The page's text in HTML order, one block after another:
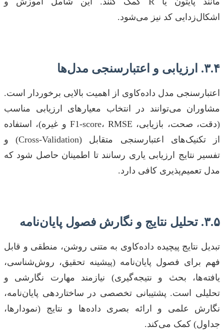
اشکال‌زدایی کد نیز می‌شود.
۳.۴. ارزیابی و اعتبارسنجی مدل‌ها
اعتبارسنجی مدل داده‌کاوی از اهمیت بالایی برخوردار است.
مشاوران می‌توانند در انتخاب معیارهای ارزیابی مناسب
(دقت، صحت، بازیابی، F1-score، RMSE و غیره)، استفاده
از تکنیک‌های اعتبارسنجی متقابل (Cross-Validation) و
تفسیر نتایج ارزیابی یاری رسانند تا اطمینان حاصل شود که
مدل تعمیم‌پذیری کافی دارد.
۳.۵. تحلیل نتایج و نگارش فصول پایان‌نامه
تبدیل نتایج پیچیده داده‌کاوی به متنی روشن، منطقی و قابل
فهم برای فصول پایان‌نامه (پیشینه تحقیق، روش‌شناسی،
یافته‌ها، بحث و نتیجه‌گیری) نیازمند مهارت نگارشی و
تحلیلی است. پشتیبانی تخصصی در ساختاردهی پایان‌نامه،
نگارش علمی و ارائه بصری داده‌ها و نتایج (نمودارها،
جداول) کمک می‌کند.